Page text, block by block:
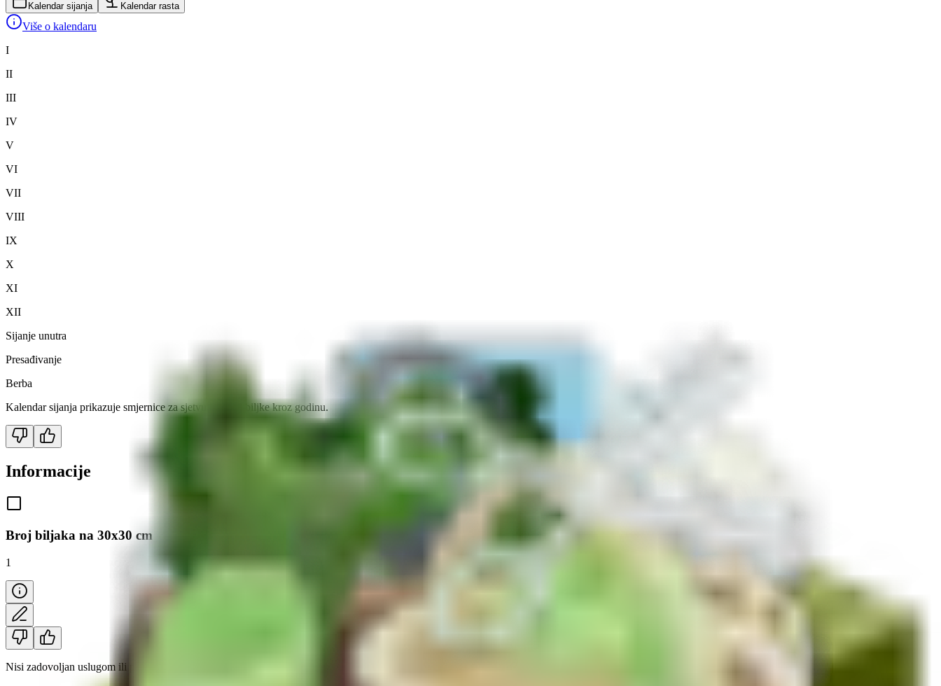
Kalendar sijanja Kalendar rasta
Više o kalendaru
I
II
III
IV
V
VI
VII
VIII
IX
X
XI
XII
Sijanje unutra
Presađivanje
Berba
Kalendar sijanja prikazuje smjernice za sjetvu i razvoj biljke kroz godinu.
Informacije
Broj biljaka na 30x30 cm
1
Nisi zadovoljan uslugom ili proizvodom? Pogledaj